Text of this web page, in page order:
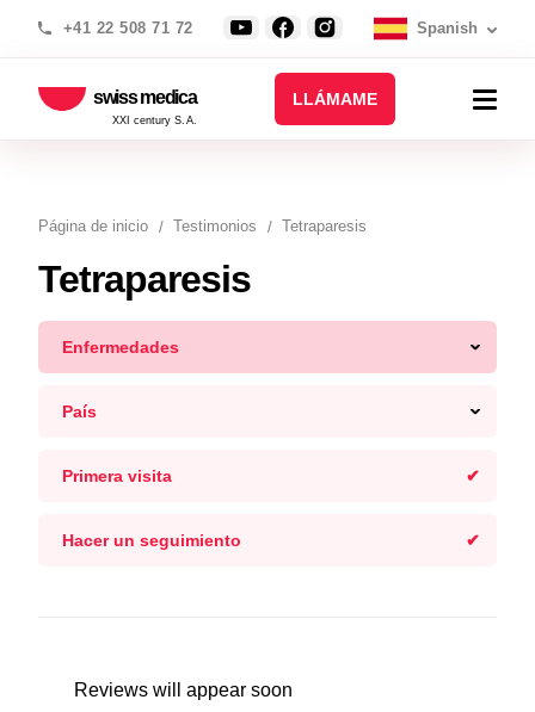
+41 22 508 71 72 Spanish
swiss medica
XXI century S.A.
LLÁMAME
Página de inicio Testimonios Tetraparesis
Tetraparesis
Enfermedades
País
Primera visita
Hacer un seguimiento
Reviews will appear soon